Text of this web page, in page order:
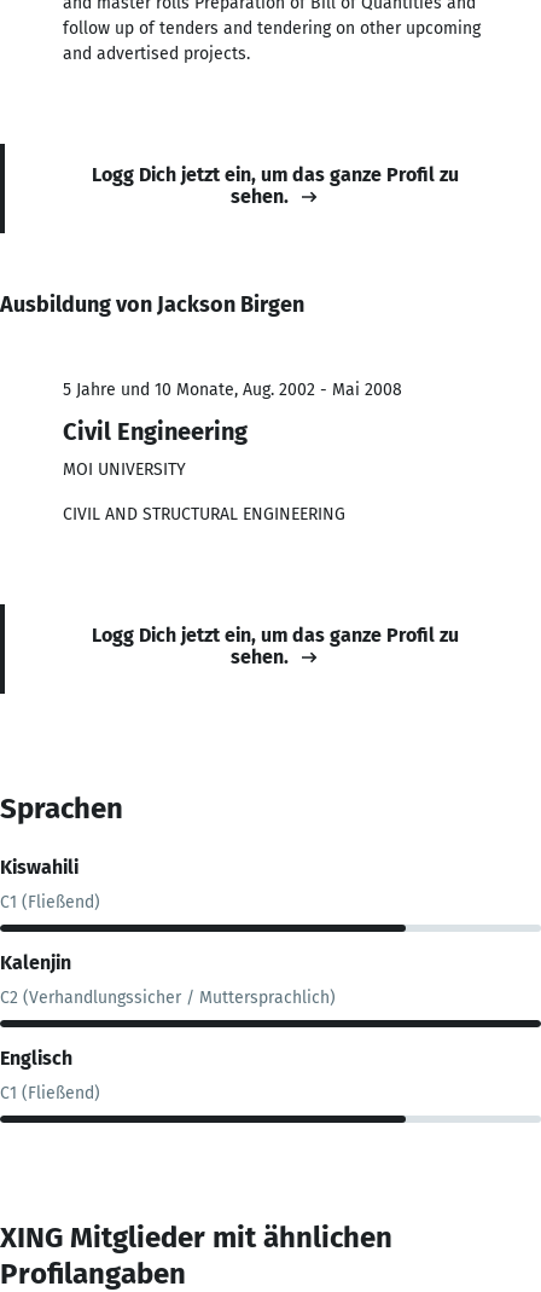
follow up of tenders and tendering on other upcoming
and advertised projects.
Logg Dich jetzt ein, um das ganze Profil zu
sehen.
Ausbildung von Jackson Birgen
5 Jahre und 10 Monate, Aug. 2002 - Mai 2008
Civil Engineering
MOI UNIVERSITY
CIVIL AND STRUCTURAL ENGINEERING
Logg Dich jetzt ein, um das ganze Profil zu
sehen.
Sprachen
Kiswahili
C1 (Fließend)
Kalenjin
C2 (Verhandlungssicher / Muttersprachlich)
Englisch
C1 (Fließend)
XING Mitglieder mit ähnlichen
Profilangaben